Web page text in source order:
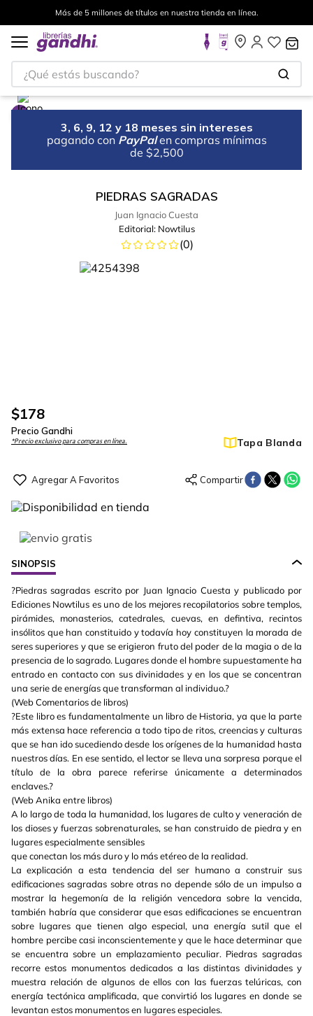
Más de 5 millones de títulos en nuestra tienda en línea.
¿Qué estás buscando?
3, 6, 9, 12 y 18 meses sin intereses
pagando con PayPal en compras mínimas
de $2,500
PIEDRAS SAGRADAS
Juan Ignacio Cuesta
Editorial: Nowtilus
(0)
$178
Precio Gandhi
*Precio exclusivo para compras en línea. Tapa Blanda
SINOPSIS
?Piedras sagradas escrito por Juan Ignacio Cuesta y publicado por
Ediciones Nowtilus es uno de los mejores recopilatorios sobre templos,
pirámides, monasterios, catedrales, cuevas, en defintiva, recintos
insólitos que han constituido y todavía hoy constituyen la morada de
seres superiores y que se erigieron fruto del poder de la magia o de la
presencia de lo sagrado. Lugares donde el hombre supuestamente ha
entrado en contacto con sus divinidades y en los que se concentran
una serie de energías que transforman al individuo.?
(Web Comentarios de libros)
?Este libro es fundamentalmente un libro de Historia, ya que la parte
más extensa hace referencia a todo tipo de ritos, creencias y culturas
que se han ido sucediendo desde los orígenes de la humanidad hasta
nuestros días. En ese sentido, el lector se lleva una sorpresa porque el
título de la obra parece referirse únicamente a determinados
enclaves.?
(Web Anika entre libros)
A lo largo de toda la humanidad, los lugares de culto y veneración de
los dioses y fuerzas sobrenaturales, se han construido de piedra y en
lugares especialmente sensibles
que conectan los más duro y lo más etéreo de la realidad.
La explicación a esta tendencia del ser humano a construir sus
edificaciones sagradas sobre otras no depende sólo de un impulso a
mostrar la hegemonía de la religión vencedora sobre la vencida,
también habría que considerar que esas edificaciones se encuentran
sobre lugares que tienen algo especial, una energía sutil que el
hombre percibe casi inconscientemente y que le hace determinar que
se encuentra sobre un emplazamiento peculiar. Piedras sagradas
recorre estos monumentos dedicados a las distintas divinidades y
muestra relación de algunos de ellos con las fuerzas telúricas, con
energía tectónica amplificada, que convirtió los lugares en donde se
levantan estos monumentos en lugares especiales.